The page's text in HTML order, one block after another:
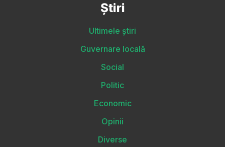
Știri
Ultimele știri
Guvernare locală
Social
Politic
Economic
Opinii
Diverse